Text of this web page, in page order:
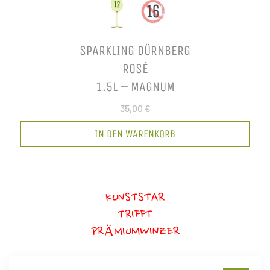
SPARKLING DÜRNBERG
ROSÉ
1.5L – MAGNUM
35,00 €
IN DEN WARENKORB
KUNSTSTAR
TRIFFT
PRÄMIUMWINZER